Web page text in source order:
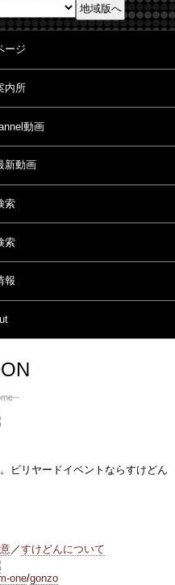
ージ
内所
動画
新動画
索
索
報
ビリヤードイベントならすけどん
／すけどんについて
one/gonzo